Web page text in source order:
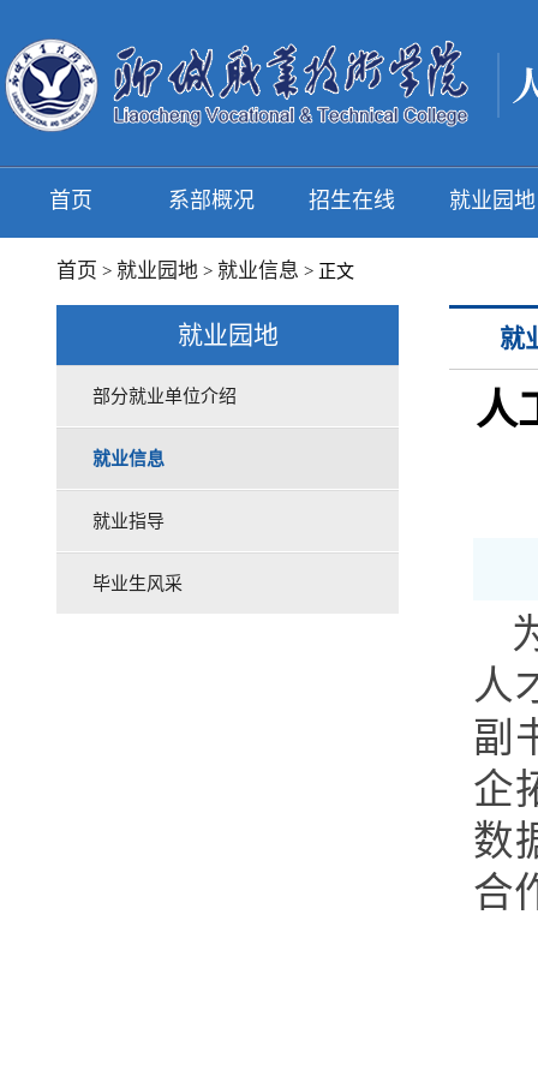
首页 系部概况 招生在线 就业园地
首页 > 就业园地 > 就业信息 > 正文
就业园地
部分就业单位介绍
就业信息
就业指导
毕业生风采
就
人
人
副
企
数
合